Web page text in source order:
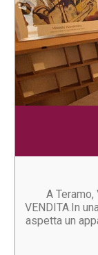
A Teramo,
VENDITA.In
aspetta un